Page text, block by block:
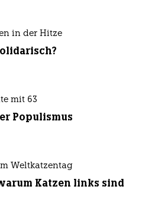
in der Hitze
mit 63
Populismus
Weltkatzentag
Katzen links sind